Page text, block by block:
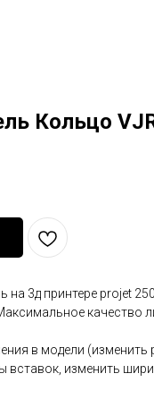
Кольцо
3д принтере projet
качество
в модели (изменить
вставок, изменить